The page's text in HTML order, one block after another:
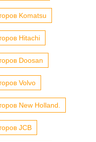
Komatsu
Hitachi
Doosan
Volvo
New Holland.
JCB